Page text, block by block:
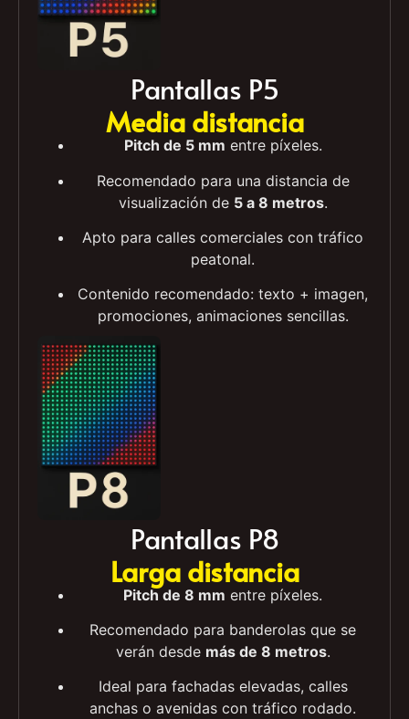
Pantallas P5
Media distancia
Pitch de 5 mmentre píxeles.
Recomendado para una distancia de
visualización de5 a 8 metros.
peatonal.
Contenido recomendado: texto + imagen,
promociones, animaciones sencillas.
Pantallas P8
Larga distancia
Pitch de 8 mm entre píxeles.
Recomendado para banderolas que se
verán desdemás de 8 metros